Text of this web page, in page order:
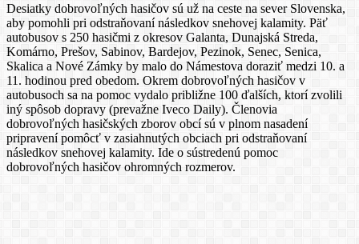
Desiatky dobrovoľných hasičov sú už na ceste na sever Slovenska,
aby pomohli pri odstraňovaní následkov snehovej kalamity. Päť
autobusov s 250 hasičmi z okresov Galanta, Dunajská Streda,
Komárno, Prešov, Sabinov, Bardejov, Pezinok, Senec, Senica,
Skalica a Nové Zámky by malo do Námestova doraziť medzi 10. a
11. hodinou pred obedom. Okrem dobrovoľných hasičov v
autobusoch sa na pomoc vydalo približne 100 ďalších, ktorí zvolili
iný spôsob dopravy (prevažne Iveco Daily). Členovia
dobrovoľných hasičských zborov obcí sú v plnom nasadení
pripravení pomôcť v zasiahnutých obciach pri odstraňovaní
následkov snehovej kalamity. Ide o sústredenú pomoc
dobrovoľných hasičov ohromných rozmerov.